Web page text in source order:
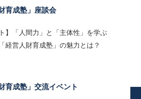
育成塾」座談会
】「人間力」と「主体性」を学ぶ
経営人財育成塾」の魅力とは？
育成塾」交流イベント